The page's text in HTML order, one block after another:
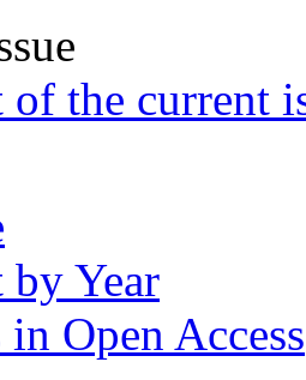
of the current
by Year
Open Access